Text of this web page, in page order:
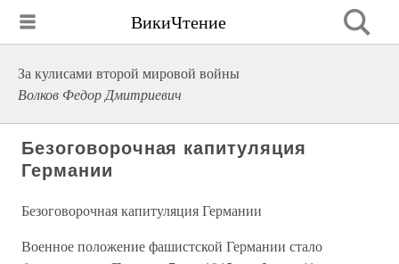
ВикиЧтение
За кулисами второй мировой войны
Волков Федор Дмитриевич
Безоговорочная капитуляция
Германии
Безоговорочная капитуляция Германии
Военное положение фашистской Германии стало